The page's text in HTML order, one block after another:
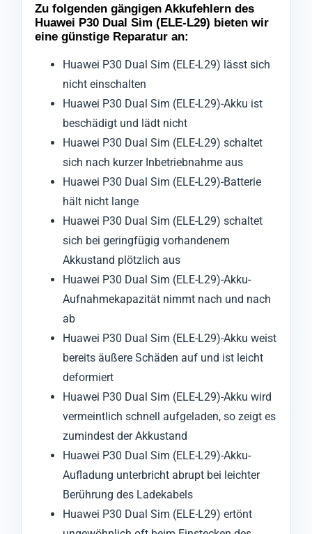
Zu folgenden gängigen Akkufehlern des
Huawei P30 Dual Sim (ELE-L29) bieten wir
eine günstige Reparatur an:
Huawei P30 Dual Sim (ELE-L29) lässt sich
nicht einschalten
Huawei P30 Dual Sim (ELE-L29)-Akku ist
beschädigt und lädt nicht
Huawei P30 Dual Sim (ELE-L29) schaltet
sich nach kurzer Inbetriebnahme aus
Huawei P30 Dual Sim (ELE-L29)-Batterie
hält nicht lange
Huawei P30 Dual Sim (ELE-L29) schaltet
sich bei geringfügig vorhandenem
Akkustand plötzlich aus
Huawei P30 Dual Sim (ELE-L29)-Akku-
Aufnahmekapazität nimmt nach und nach
ab
Huawei P30 Dual Sim (ELE-L29)-Akku weist
bereits äußere Schäden auf und ist leicht
deformiert
Huawei P30 Dual Sim (ELE-L29)-Akku wird
vermeintlich schnell aufgeladen, so zeigt es
zumindest der Akkustand
Huawei P30 Dual Sim (ELE-L29)-Akku-
Aufladung unterbricht abrupt bei leichter
Berührung des Ladekabels
Huawei P30 Dual Sim (ELE-L29) ertönt